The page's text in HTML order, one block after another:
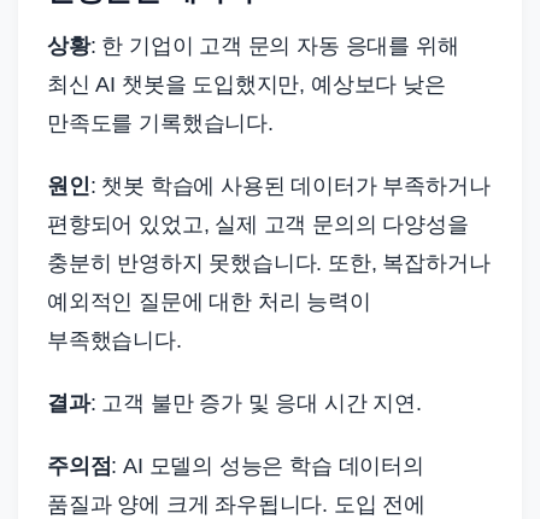
상황: 한 기업이 고객 문의 자동 응대를 위해
최신 AI 챗봇을 도입했지만, 예상보다 낮은
만족도를 기록했습니다.
원인: 챗봇 학습에 사용된 데이터가 부족하거나
편향되어 있었고, 실제 고객 문의의 다양성을
충분히 반영하지 못했습니다. 또한, 복잡하거나
예외적인 질문에 대한 처리 능력이
부족했습니다.
결과: 고객 불만 증가 및 응대 시간 지연.
주의점 : AI 모델의 성능은 학습 데이터의
품질과 양에 크게 좌우됩니다. 도입 전에